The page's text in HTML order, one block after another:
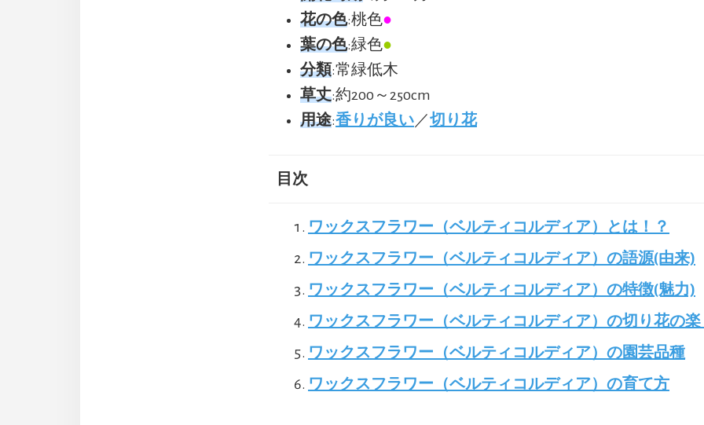
花の色:桃色●
葉の色:緑色●
分類:常緑低木
草丈:約200～250cm
用途:香りが良い ／切り花
目次
ワックスフラワー（ベルティコルディア）とは！？
ワックスフラワー（ベルティコルディア）の語源(由来)
ワックスフラワー（ベルティコルディア）の特徴(魅力)
ワックスフラワー（ベルティコルディア）の切り花の
ワックスフラワー（ベルティコルディア）の園芸品種
ワックスフラワー（ベルティコルディア）の育て方